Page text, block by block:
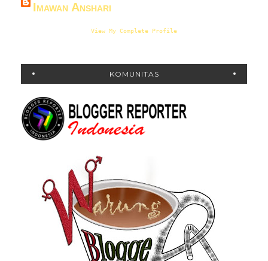
Imawan Anshari
View My Complete Profile
KOMUNITAS